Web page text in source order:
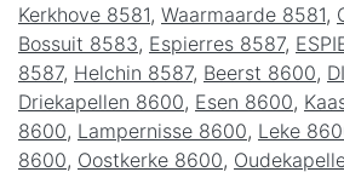
Kerkhove 8581, Waarmaarde 8581,
Bossuit 8583, Espierres 8587,
8587, Helchin 8587, Beerst 8600,
Driekapellen 8600, Esen 8600,
8600, Lampernisse 8600, Leke
8600, Oostkerke 8600,